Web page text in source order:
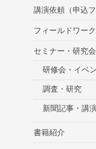
講演依頼（申込フ
フィールドワーク
セミナー・研究会
研修会・イベ
調査・研究
新聞記事・講
書籍紹介